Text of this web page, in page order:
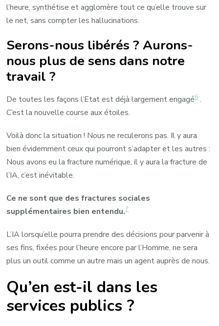
l’heure, synthétise et agglomère tout ce qu’elle trouve sur
le net, sans compter les hallucinations.
Serons-nous libérés ? Aurons-
nous plus de sens dans notre
travail ?
De toutes les façons l’Etat est déjà largement engagé6.
C’est la nouvelle course aux étoiles.
Voilà donc la situation ! Nous ne reculerons pas. Il y aura
bien évidemment ceux qui pourront s’adapter et les autres :
Nous avons eu la fracture numérique, il y aura la fracture de
l’IA, c’est inévitable.
Ce ne sont que des fractures sociales
supplémentaires bien entendu.7
L’IA lorsqu’elle pourra prendre des décisions pour parvenir à
ses fins, fixées pour l’heure encore par l’Homme, ne sera
plus un outil comme un autre mais un agent auprès de nous.
Qu’en est-il dans les
services publics ?